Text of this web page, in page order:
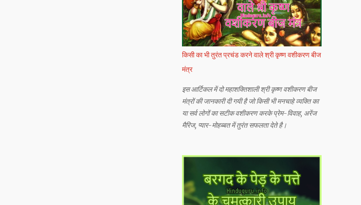
किसी का भी तुरंत प्रचंड करने वाले श्री कृष्ण वशीकरण बीज
मंत्र
इस आर्टिकल में दो महाशक्तिशाली श्री कृष्ण वशीकरण बीज
मंत्रों की जानकारी दी गयी है जो किसी भी मनचाहे व्यक्ति का
या सर्व लोगों का सटीक वशीकरण करके प्रेम-विवाह, अरेंज
मैरिज, प्यार-मोहब्बत में तुरंत सफलता देते है।